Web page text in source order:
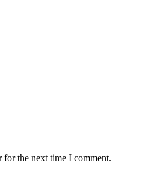
for the next time I comment.